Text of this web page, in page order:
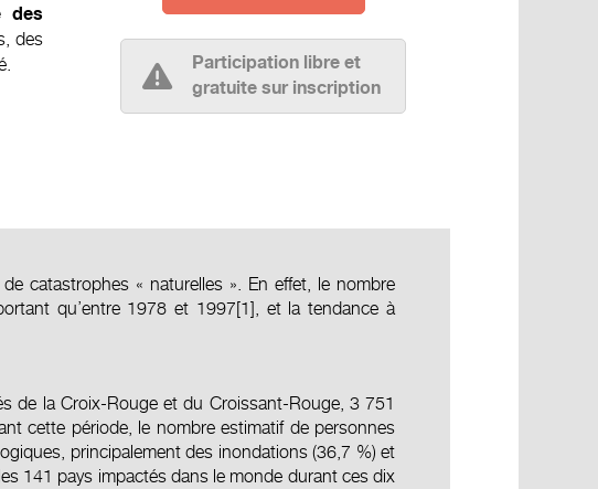
des
des
Participation libre et
gratuite sur inscription
catastrophes « naturelles ». En effet, le nombre
qu’entre 1978 et 1997[1], et la tendance à
de la Croix-Rouge et du Croissant-Rouge, 3 751
cette période, le nombre estimatif de personnes
principalement des inondations (36,7 %) et
141 pays impactés dans le monde durant ces dix